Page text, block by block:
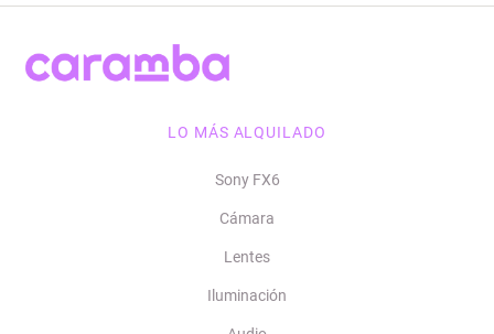
LO MÁS ALQUILADO
Sony FX6
Cámara
Lentes
Iluminación